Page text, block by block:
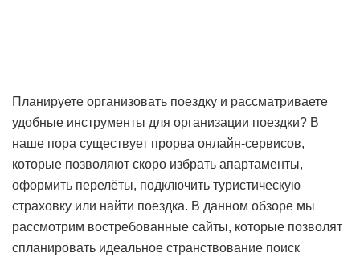
Планируете организовать поездку и рассматриваете
удобные инструменты для организации поездки? В
наше пора существует прорва онлайн-сервисов,
которые позволяют скоро избрать апартаменты,
оформить перелёты, подключить туристическую
страховку или найти поездка. В данном обзоре мы
рассмотрим востребованные сайты, которые позволят
спланировать идеальное странствование поиск